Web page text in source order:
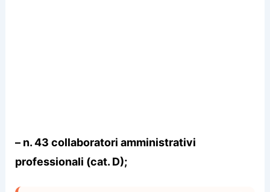
– n. 43 collaboratori amministrativi
professionali (cat. D);